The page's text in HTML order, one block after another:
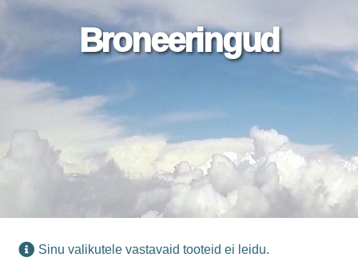
Broneeringud
Sinu valikutele vastavaid tooteid ei leidu.